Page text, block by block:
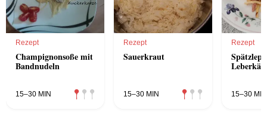
Rezept
Champignonsoße mit
Bandnudeln
15–30 MIN
Rezept
Sauerkraut
15–30 MIN
Rezept
Leberkäse
15–30 MIN